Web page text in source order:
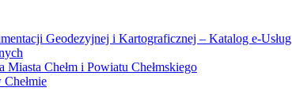
Geodezyjnej i Kartograficznej – Katalog e-Usług
Chełm i Powiatu Chełmskiego